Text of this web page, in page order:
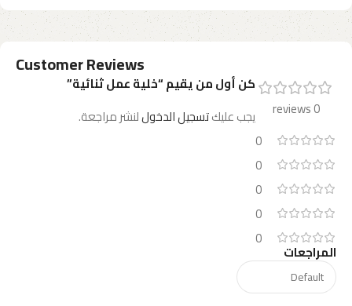
Customer Reviews
0 reviews
0
0
0
0
0
المراجعات
كن أول من يقيم “خلية عمل ثنائية”
يجب عليكتسجيل الدخوللنشر مراجعة.